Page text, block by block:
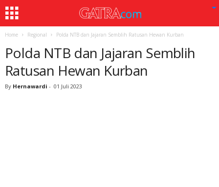
Home Regional Polda NTB dan Jajaran Semblih Ratusan Hewan Kurban
Polda NTB dan Jajaran Semblih
Ratusan Hewan Kurban
By Hernawardi - 01 Juli 2023